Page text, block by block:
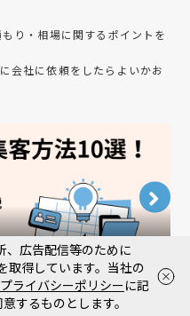
り・相場に関するポイントを
会社に依頼をしたらよいかお
ントや成果を上げるコツにつ
話で相談
10:00〜18:00
、広告配信等のために
取得しています。当社の
プライバシーポリシーに記
するものとします。